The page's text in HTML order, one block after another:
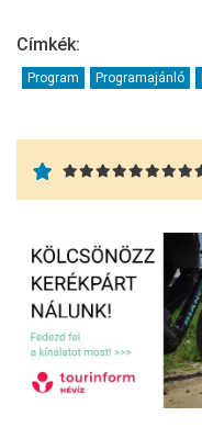
Címkék:
Program Programajánló